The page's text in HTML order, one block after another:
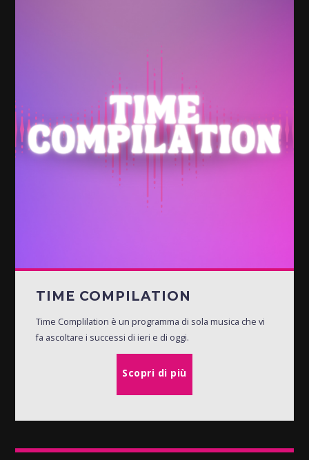
TIME COMPILATION
Time Complilation è un programma di sola musica che vi
fa ascoltare i successi di ieri e di oggi.
Scopri di più